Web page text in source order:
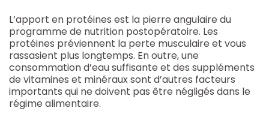
L’apport en protéines est la pierre angulaire du
programme de nutrition postopératoire. Les
protéines préviennent la perte musculaire et vous
rassasient plus longtemps. En outre, une
consommation d’eau suffisante et des suppléments
de vitamines et minéraux sont d’autres facteurs
importants qui ne doivent pas être négligés dans le
régime alimentaire.